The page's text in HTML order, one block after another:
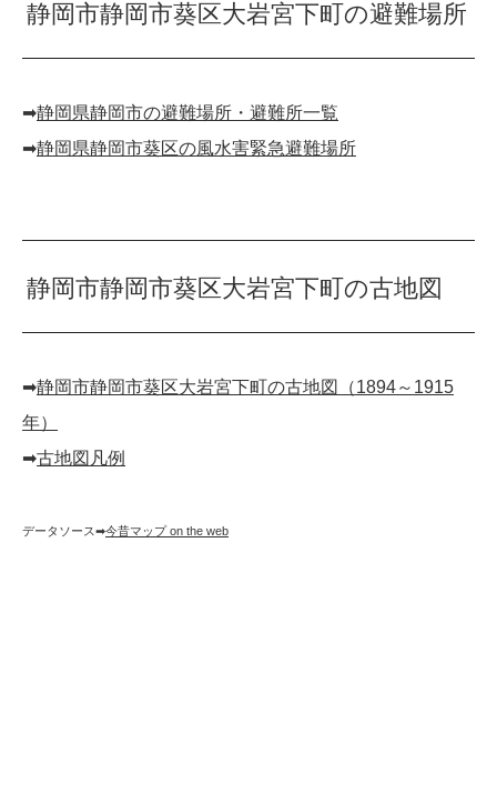
静岡市静岡市葵区大岩宮下町の避難場所
➡︎静岡県静岡市の避難場所・避難所一覧
➡︎静岡県静岡市葵区の風水害緊急避難場所
静岡市静岡市葵区大岩宮下町の古地図
➡︎静岡市静岡市葵区大岩宮下町の古地図（1894～1915
年）
➡︎古地図凡例
データソース➡︎今昔マップ on the web